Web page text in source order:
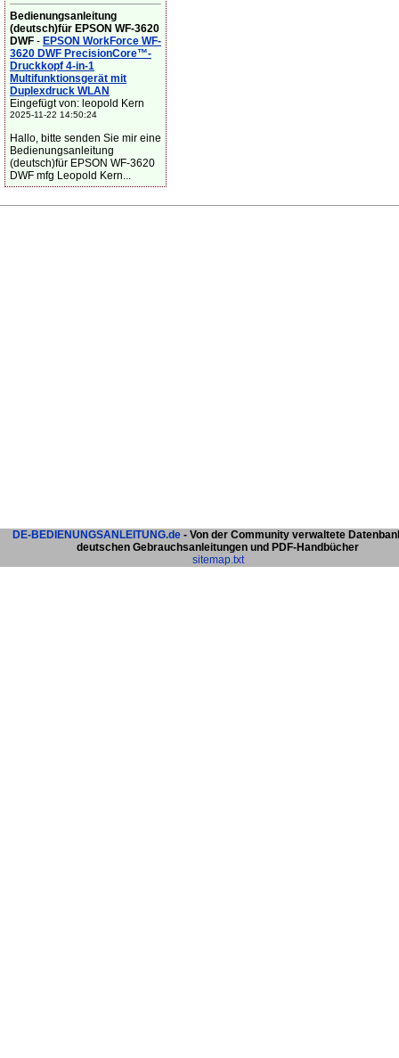
Bedienungsanleitung
(deutsch)für EPSON WF-3620
DWF - EPSON WorkForce WF-
3620 DWF PrecisionCore™-
Druckkopf 4-in-1
Multifunktionsgerät mit
Duplexdruck WLAN
Eingefügt von: leopold Kern
2025-11-22 14:50:24
Hallo, bitte senden Sie mir eine
Bedienungsanleitung
(deutsch)für EPSON WF-3620
DWF mfg Leopold Kern...
DE-BEDIENUNGSANLEITUNG.de - Von der Community verwaltete
deutschen Gebrauchsanleitungen und PDF-Handbücher
sitemap.txt